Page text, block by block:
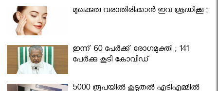
മുഖക്കുരു വരാതിരിക്കാന്‍ ഇവ ശ്രദ്ധിക്കൂ ;
ഇന്ന് 60 പേർക്ക് രോഗമുക്തി ; 141
പേര്‍ക്കു കൂടി കോവിഡ്
5000 രൂപയിൽ കൂടുതൽ എടിഎമ്മിൽ